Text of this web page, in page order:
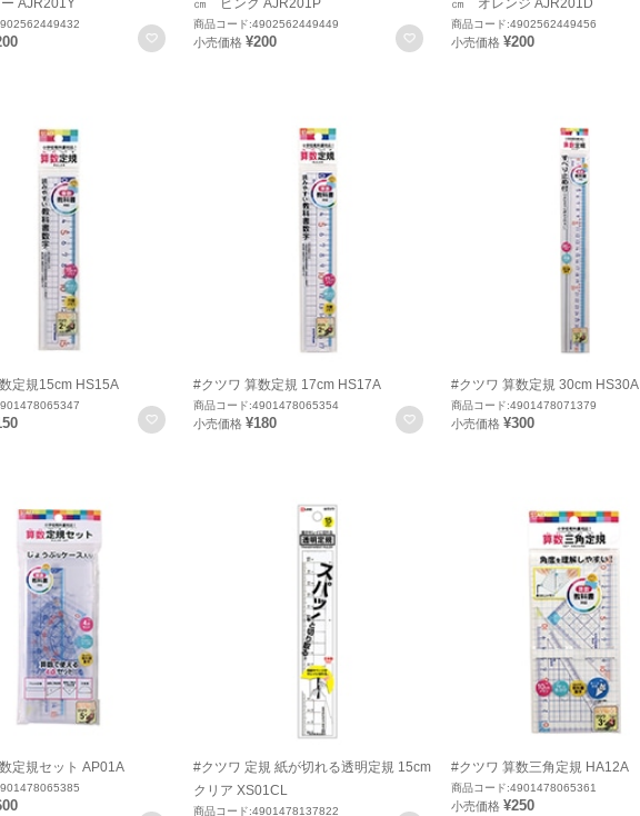
お気に入りに登録
商品コード:4902562449449
小売価格 ¥200 お気に入りに登録
商品コード:4902562449456
小売価格 ¥200
定規15cm HS15A
お気に入りに登録
#クツワ 算数定規 17cm HS17A
商品コード:4901478065354
小売価格 ¥180 お気に入りに登録
#クツワ 算数定規 30cm HS30A
商品コード:4901478071379
小売価格 ¥300
定規セット AP01A
#クツワ 定規 紙が切れる透明定規 15cm
クリア XS01CL
商品コード:4901478137822
#クツワ 算数三角定規 HA12A
商品コード:4901478065361
小売価格 ¥250